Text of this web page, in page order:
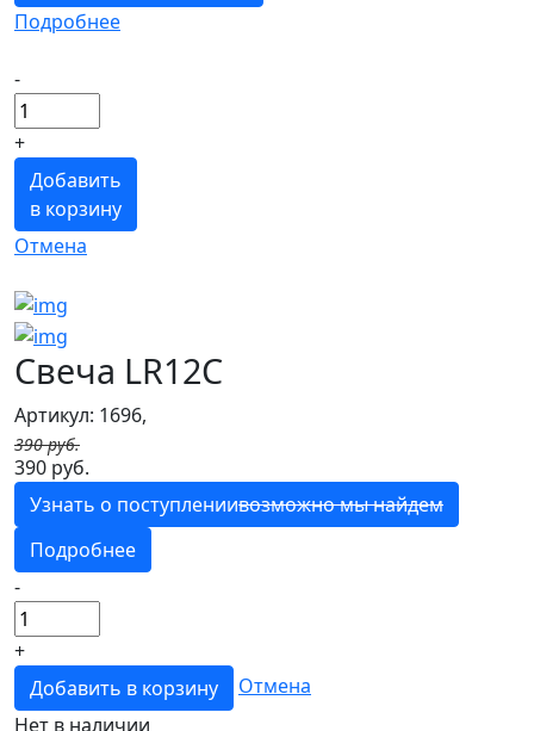
Подробнее
-
+
Добавить
в корзину
Отмена
Свеча LR12C
Артикул: 1696,
390 руб.
390 руб.
Узнать о поступлениивозможно мы найдем
Подробнее
-
+
Добавить в корзину
Отмена
Нет в наличии